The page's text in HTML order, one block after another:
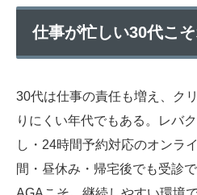
仕事が忙しい30代こ
30代は仕事の責任も増え、ク
りにくい年代でもある。レバ
し・24時間予約対応のオンラ
間・昼休み・帰宅後でも受診